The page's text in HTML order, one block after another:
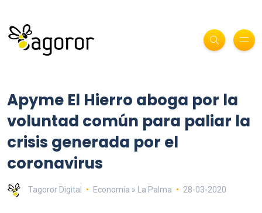
Apyme El Hierro aboga por la
voluntad común para paliar la
crisis generada por el
coronavirus
Tagoror Digital Economía » La Palma 28-03-2020